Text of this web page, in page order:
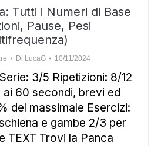
Tutti i Numeri di Base
Pause, Pesi
Di LucaG 10/11/2024
3/5 Ripetizioni: 8/12
ai 60 secondi, brevi ed
del massimale Esercizi:
e gambe 2/3 per
TEXT Trovi la Panca